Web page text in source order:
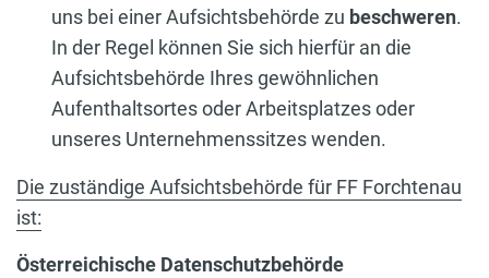
uns bei einer Aufsichtsbehörde zu beschweren.
In der Regel können Sie sich hierfür an die
Aufsichtsbehörde Ihres gewöhnlichen
Aufenthaltsortes oder Arbeitsplatzes oder
unseres Unternehmenssitzes wenden.
Die zuständige Aufsichtsbehörde für FF Forchtenau
ist:
Österreichische Datenschutzbehörde